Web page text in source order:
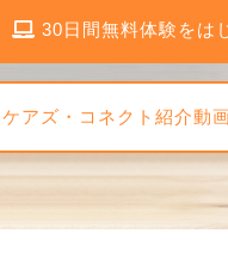
30日間無料体験をは
ケアズ・コネクト紹介動